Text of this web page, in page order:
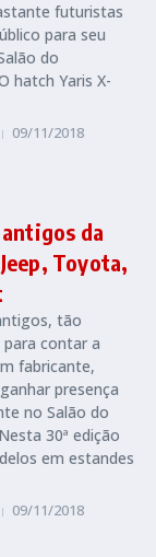
futuristas
para seu
do
hatch Yaris X-
09/11/2018
da
Toyota,
tão
contar a
fabricante,
presença
no Salão do
30ª edição
em estandes
09/11/2018